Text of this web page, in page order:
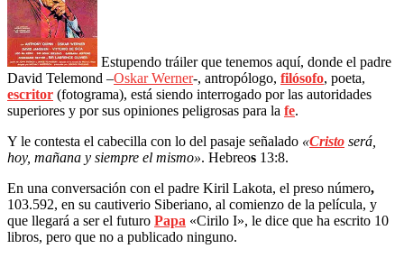
Estupendo tráiler que tenemos aquí, donde el padre
David Telemond –Oskar Werner-, antropólogo, filósofo, poeta,
escritor (fotograma), está siendo interrogado por las autoridades
superiores y por sus opiniones peligrosas para la fe.
Y le contesta el cabecilla con lo del pasaje señalado «Cristo será,
hoy, mañana y siempre el mismo». Hebreos 13:8.
En una conversación con el padre Kiril Lakota, el preso número,
103.592, en su cautiverio Siberiano, al comienzo de la película, y
que llegará a ser el futuro Papa «Cirilo I», le dice que ha escrito 10
libros, pero que no a publicado ninguno.